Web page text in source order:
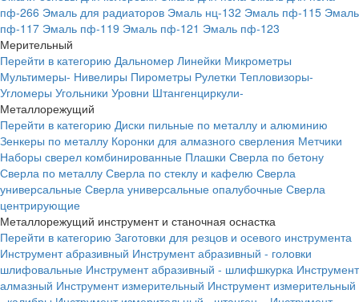
пф-266 Эмаль для радиаторов Эмаль нц-132 Эмаль пф-115 Эмаль
пф-117 Эмаль пф-119 Эмаль пф-121 Эмаль пф-123
Мерительный
Перейти в категорию Дальномер Линейки Микрометры
Мультимеры- Нивелиры Пирометры Рулетки Тепловизоры-
Угломеры Угольники Уровни Штангенциркули-
Металлорежущий
Перейти в категорию Диски пильные по металлу и алюминию
Зенкеры по металлу Коронки для алмазного сверления Метчики
Наборы сверел комбинированные Плашки Сверла по бетону
Сверла по металлу Сверла по стеклу и кафелю Сверла
универсальные Сверла универсальные опалубочные Сверла
центрирующие
Металлорежущий инструмент и станочная оснастка
Перейти в категорию Заготовки для резцов и осевого инструмента
Инструмент абразивный Инструмент абразивный - головки
шлифовальные Инструмент абразивный - шлифшкурка Инструмент
алмазный Инструмент измерительный Инструмент измерительный